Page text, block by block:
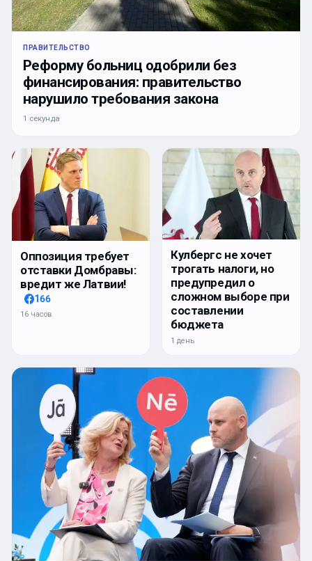
ПРАВИТЕЛЬСТВО
Реформу больниц одобрили без
финансирования: правительство
нарушило требования закона
1 секунда
Оппозиция требует
отставки Домбравы:
вредит же Латвии!
166
16 часов
Кулбергс не хочет
трогать налоги, но
предупредил о
сложном выборе при
составлении
бюджета
1 день